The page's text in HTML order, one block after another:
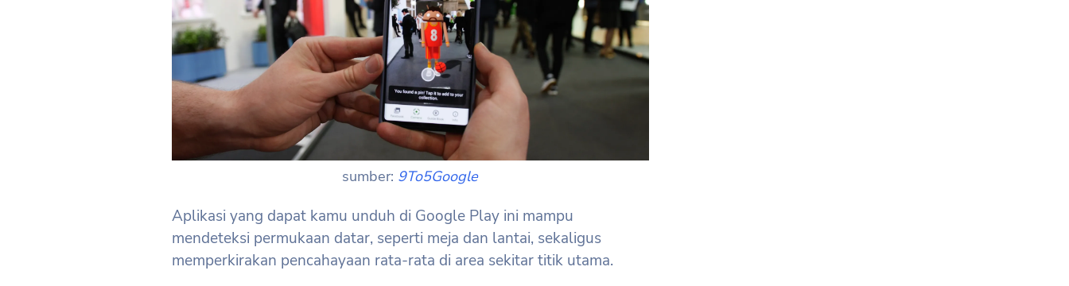
sumber: 9To5Google
Aplikasi yang dapat kamu unduh di Google Play ini mampu
mendeteksi permukaan datar, seperti meja dan lantai, sekaligus
memperkirakan pencahayaan rata-rata di area sekitar titik utama.